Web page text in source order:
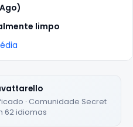
limpo
· Comunidade Secret
62 idiomas
2026